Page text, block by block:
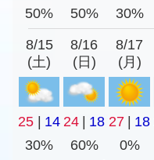
50%
50% 30%
8/15
(土)
8/16
(日)
8/17
(月)
25 | 14 24 | 18 27 | 18
30%
60% 0%